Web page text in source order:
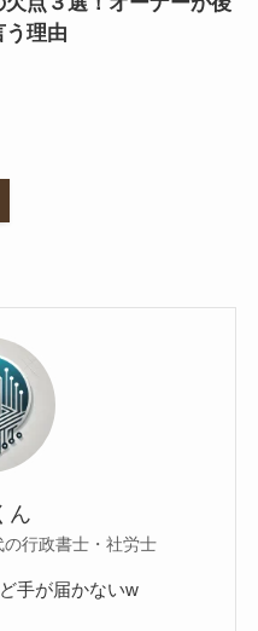
う理由
ん
行政書士・社労士
手が届かないw